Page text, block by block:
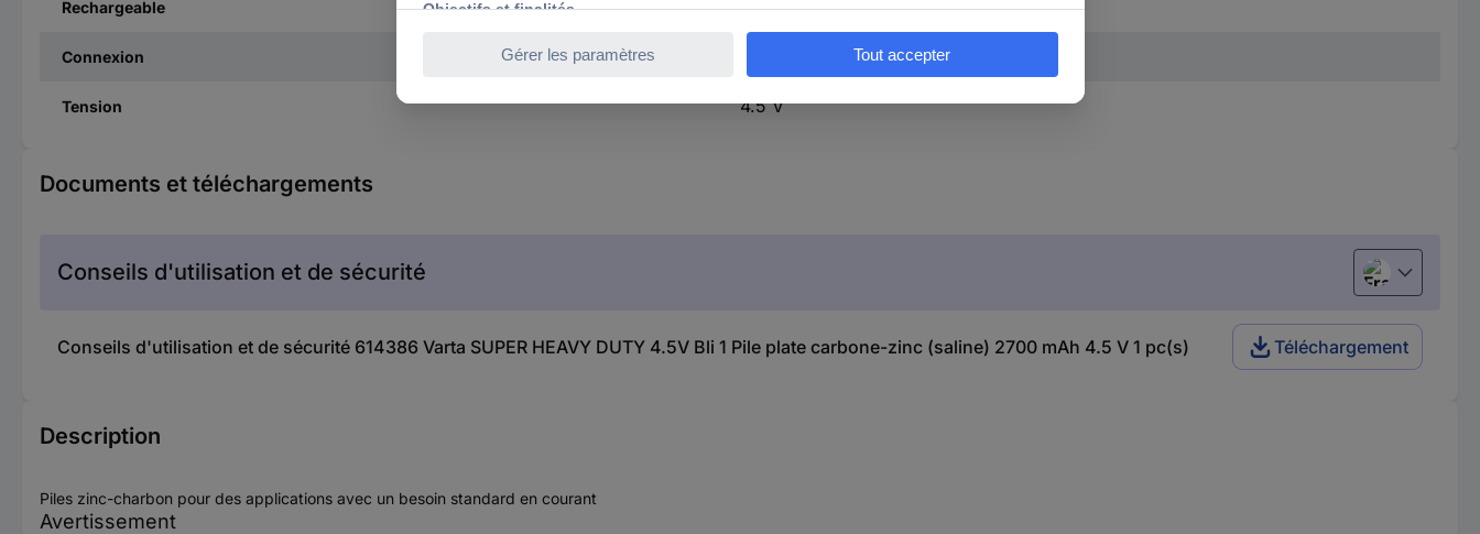
Rechargeable non
Connexion raccordement par pôles de contact
Tension 4.5 V
Documents et téléchargements
Conseils d'utilisation et de sécurité Français
Conseils d'utilisation et de sécurité 614386 Varta SUPER HEAVY DUTY 4.5V Bli 1 Pile plate carbone-zinc (saline) 2700 mAh 4.5 V 1 pc(s) Téléchargement
Description
Piles zinc-charbon pour des applications avec un besoin standard en courant
Avertissement